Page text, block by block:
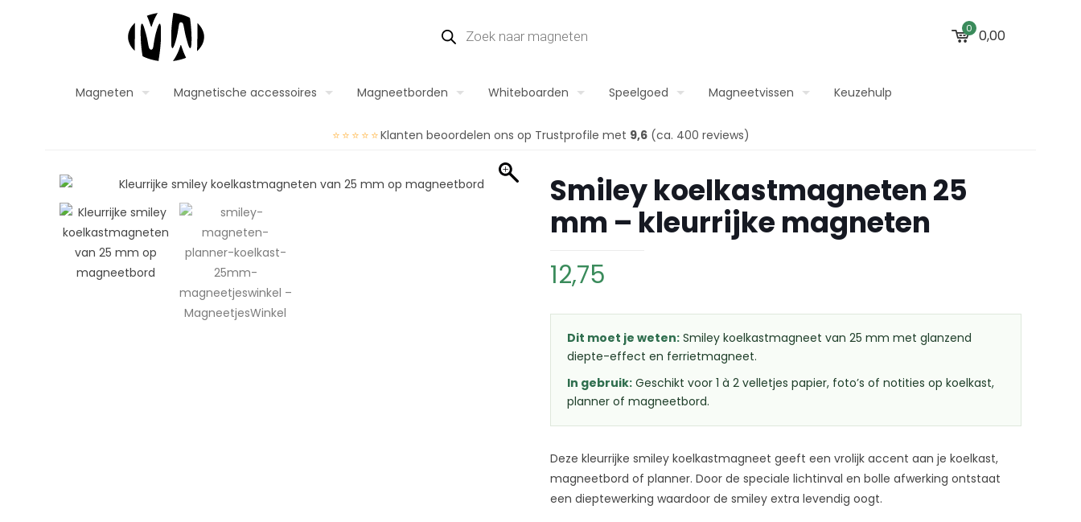
0 0,00
Magneten Magnetische accessoires Magneetborden Whiteboarden Speelgoed Magneetvissen Keuzehulp
⭐⭐⭐⭐⭐Klanten beoordelen ons op Trustprofile met 9,6(ca. 400 reviews)
Smiley koelkastmagneten 25
mm – kleurrijke magneten
12,75
Dit moet je weten: Smiley koelkastmagneet van 25 mm met glanzend
diepte-effect en ferrietmagneet.
In gebruik: Geschikt voor 1 à 2 velletjes papier, foto’s of notities op koelkast,
planner of magneetbord.
Deze kleurrijke smiley koelkastmagneet geeft een vrolijk accent aan je koelkast,
magneetbord of planner. Door de speciale lichtinval en bolle afwerking ontstaat
een dieptewerking waardoor de smiley extra levendig oogt.